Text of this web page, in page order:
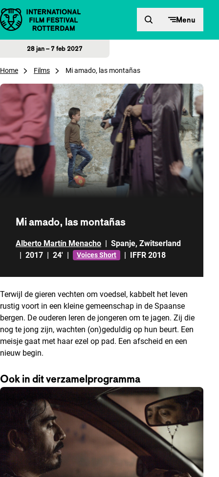
Direct naar inhoud Menu
28 jan – 7 feb 2027
Home Films Mi amado, las montañas
Mi amado, las montañas
Alberto Martín Menacho | Spanje, Zwitserland
| 2017 | 24' | Voices Short | IFFR 2018
Terwijl de gieren vechten om voedsel, kabbelt het leven
rustig voort in een kleine gemeenschap in de Spaanse
bergen. De ouderen leren de jongeren om te jagen. Zij die
nog te jong zijn, wachten (on)geduldig op hun beurt. Een
meisje gaat met haar ezel op pad. Een afscheid en een
nieuw begin.
Ook in dit verzamelprogramma